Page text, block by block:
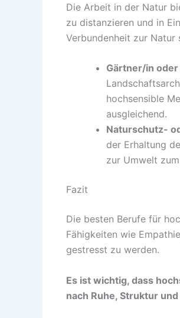
Die Arbeit in der Natur
zu distanzieren und in
Verbundenheit zur Natur
Gärtner/in
hochsensible
ausgleichend.
Naturschutz-
der Erhaltung
zur Umwelt
Fazit
Die besten Berufe für
Fähigkeiten wie
gestresst zu werden.
Es ist wichtig, dass
nach Ruhe, Struktur